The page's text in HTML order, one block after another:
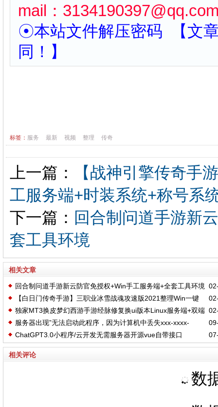
mail： 3134190397
☉本站文件解压密码 【文
同！】
标签： 服务 最新 视频 整理 传奇
上一篇：
【战神引擎传奇手
工服务端+时装系统+称号系
下一篇： 回合制问道手游新
套工具环境
相关文章
回合制问道手游新云防官免授权+Win手工服务端+全套工具环境
【白日门传奇手游】三职业冰雪战魂攻速版2021整理Win一键
服务端+武魂+内饰+生肖+星座+安卓苹果双端+GM后台
独家MT3换皮梦幻西游手游经脉修复换ui版本Linux服务端+双端
带架设教程
服务器出现”无法启动此程序，因为计算机中丢失xxx-xxxx-
xxx.dll,尝试重新安装此程序以解决此问题“报错的解决办法
ChatGPT3.0小程序/云开发无需服务器开源vue自带接口
相关评论
数